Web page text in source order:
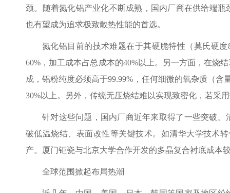
颈。随着氮化铝产业化不断成熟，国内厂商在供给端
也有望成为追求极致散热性能的首选。
氮化铝目前的技术难题在于其硬脆特性（莫氏硬
60%，加工成本占总成本的40%以上。另一方面，在烧
成，铝粉纯度必须高于99.99%，任何细微的氧杂质（
30%以上。另外，传统无压烧结难以实现致密化，若采
针对这些问题，国内厂商近年来取得了一些突破
破低温烧结、表面改性等关键技术。如清华大学技术
产。厦门钜瓷与北京大学合作开发的多晶复合衬底成本
全球范围掀起布局热潮